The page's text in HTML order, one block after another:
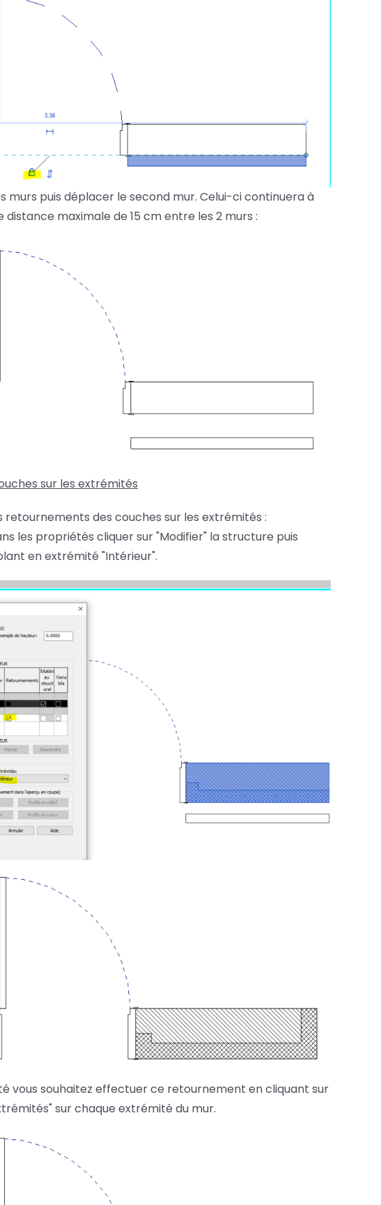
murs puis déplacer le second mur. Celui-ci continuera à
maximale de 15 cm entre les 2 murs :
sur les extrémités
des couches sur les extrémités :
les propriétés cliquer sur "Modifier" la structure puis
en extrémité "Intérieur".
vous souhaitez effectuer ce retournement en cliquant sur
sur chaque extrémité du mur.